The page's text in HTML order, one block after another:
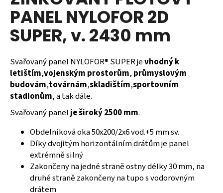
0,0
5
hvězdiček.
PANEL NYLOFOR 2D
SUPER, v. 2430 mm
Svařovaný panel NYLOFOR® SUPER jevhodný k
letištím,vojenským prostorům, průmyslovým
budovám,továrnám,skladištím,sportovním
stadionům, a tak dále.
Svařovaný panelje široký 2500 mm.
Obdelníková oka 50x200/2x6 vod.+5 mm sv.
Díky dvojitým horizontálním drátům je panel
extrémně silný
Zakončeny na jedné straně ostny délky 30 mm, na
druhé straně zakončeny na tupo s vodorovným
drátem
a
j
í
?
HLEDAT